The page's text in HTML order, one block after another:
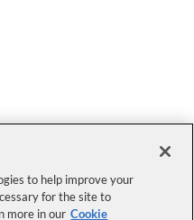
to help improve your
for the site to
more in our Cookie